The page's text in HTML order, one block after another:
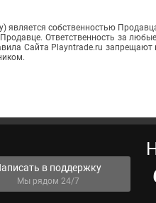
является собственностью
Ответственность за
Сайта Playntrade.ru запрещают
в поддержку
Мы рядом 24/7